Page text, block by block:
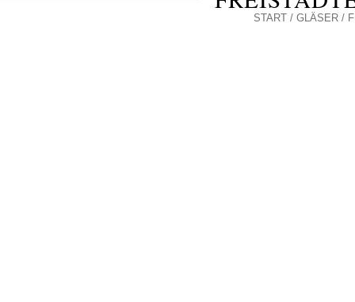
START / GLÄSER /